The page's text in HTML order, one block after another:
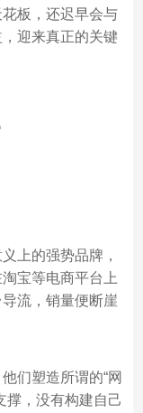
板，还迟早会与
迎来真正的关键
上的强势品牌，
宝等电商平台上
流，销量便断崖
们塑造所谓的“网
撑，没有构建自己